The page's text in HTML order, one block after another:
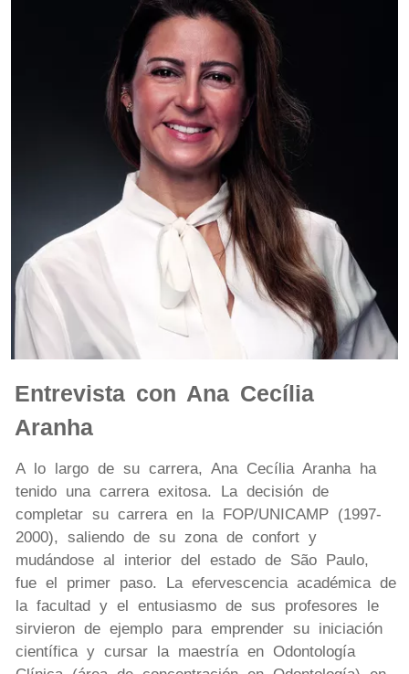
Entrevista con Ana Cecília
Aranha
A lo largo de su carrera, Ana Cecília Aranha ha
tenido una carrera exitosa. La decisión de
completar su carrera en la FOP/UNICAMP (1997-
2000), saliendo de su zona de confort y
mudándose al interior del estado de São Paulo,
fue el primer paso. La efervescencia académica de
la facultad y el entusiasmo de sus profesores le
sirvieron de ejemplo para emprender su iniciación
científica y cursar la maestría en Odontología